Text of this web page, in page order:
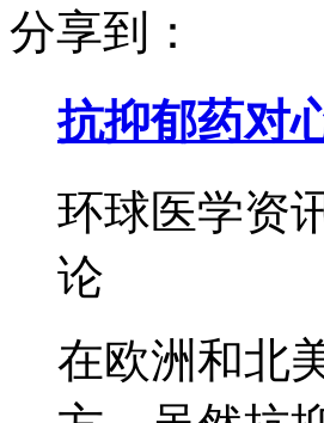
分享到：
抗抑郁药对
环球医学资
论
在欧洲和北